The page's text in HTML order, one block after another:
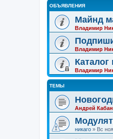
ОБЪЯВЛЕНИЯ
Майнд
Владимир
Владимир
Владимир
ТЕМЫ
Андрей
никаго » Вс